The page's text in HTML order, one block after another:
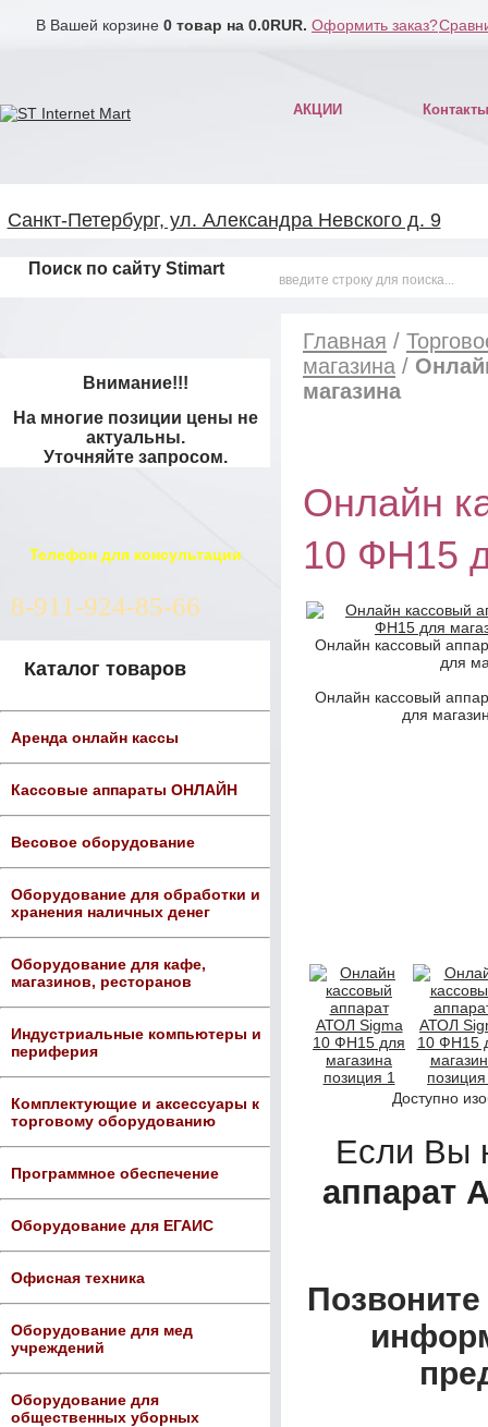
В Вашей корзине 0 товар на 0.0RUR. Оформить заказ?
АКЦИИ Контакты
Санкт-Петербург, ул. Александра Невского д. 9
Поиск по сайту Stimart
Внимание!!!
На многие позиции цены не
актуальны.
Уточняйте запросом.
Телефон для консультации
8-911-924-85-66
Каталог товаров
Аренда онлайн кассы
Кассовые аппараты ОНЛАЙН
Весовое оборудование
Оборудование для обработки и
хранения наличных денег
Оборудование для кафе,
магазинов, ресторанов
Индустриальные компьютеры и
периферия
Комплектующие и аксессуары к
торговому оборудованию
Программное обеспечение
Оборудование для ЕГАИС
Офисная техника
Оборудование для мед
учреждений
Оборудование для
общественных уборных
Главная /
магазина /
магазина
Онлайн
10 ФН15
Онлайн кассовый
для
Онлайн кассовый
для
Доступно
Если Вы
аппарат